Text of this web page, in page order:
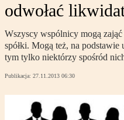
odwołać
Wszyscy wspólnicy mogą zająć
spółki. Mogą też, na podstawie
tym tylko niektórzy spośród
Publikacja: 27.11.2013 06:30